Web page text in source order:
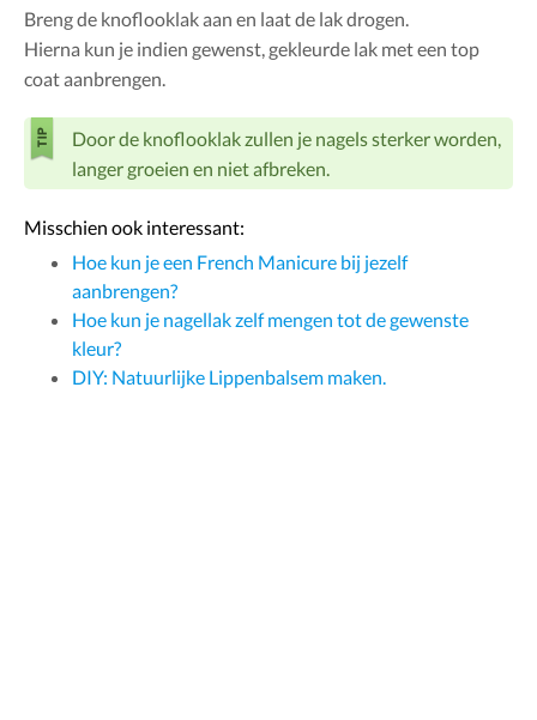
Breng de knoflooklak aan en laat de lak drogen.
Hierna kun je indien gewenst, gekleurde lak met een top
coat aanbrengen.
Door de knoflooklak zullen je nagels sterker worden,
langer groeien en niet afbreken.
Misschien ook interessant:
Hoe kun je een French Manicure bij jezelf
aanbrengen?
Hoe kun je nagellak zelf mengen tot de gewenste
kleur?
DIY: Natuurlijke Lippenbalsem maken.